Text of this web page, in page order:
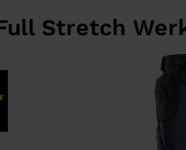
Stretch